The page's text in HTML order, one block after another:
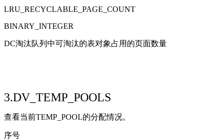
LRU_RECYCLABLE_PAGE_COUNT
BINARY_INTEGER
DC淘汰队列中可淘汰的表对象占用的页面数量
3.DV_TEMP_POOLS
查看当前TEMP_POOL的分配情况。
序号